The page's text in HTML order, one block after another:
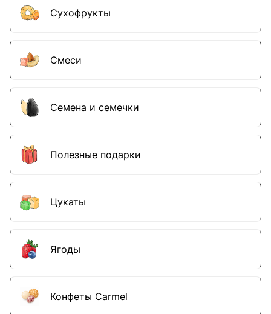
Сухофрукты
Смеси
Семена и семечки
Полезные подарки
Цукаты
Ягоды
Конфеты Carmel